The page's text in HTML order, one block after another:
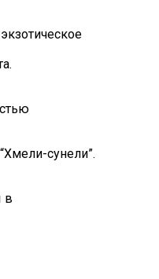
сунели”.
в